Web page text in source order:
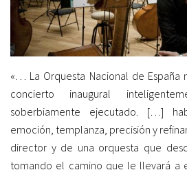
«… La Orquesta Nacional de España
concierto inaugural
soberbiamente ejecutado. […]
emoción, templanza, precisión y
director y de una orquesta que
tomando el camino que le llevará a